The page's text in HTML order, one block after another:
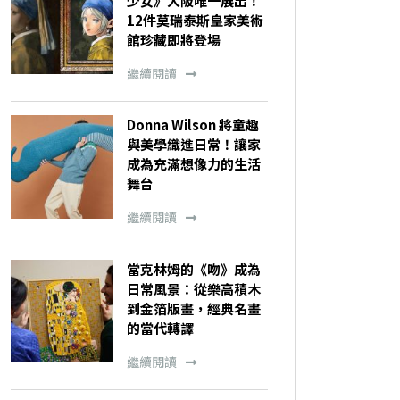
12件莫瑞泰斯皇家美術
館珍藏即將登場
繼續閱讀
Donna Wilson 將童趣
與美學織進日常！讓家
成為充滿想像力的生活
舞台
繼續閱讀
當克林姆的《吻》成為
日常風景：從樂高積木
到金箔版畫，經典名畫
的當代轉譯
繼續閱讀